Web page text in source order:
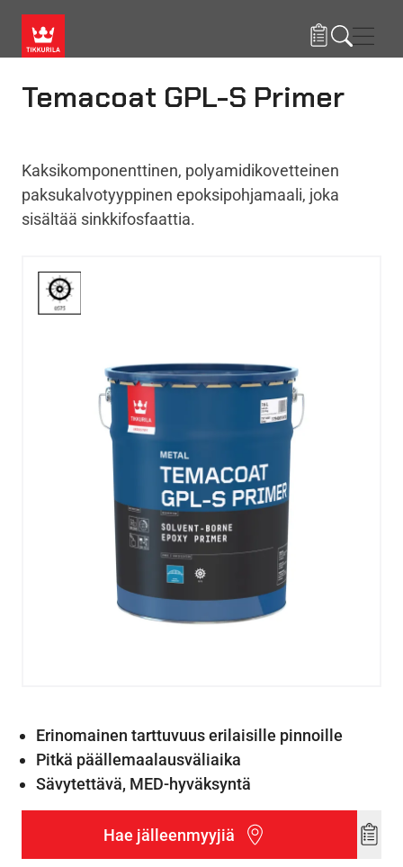
Temacoat GPL-S Primer
Kaksikomponenttinen, polyamidikovetteinen
paksukalvotyyppinen epoksipohjamaali, joka
sisältää sinkkifosfaattia.
Erinomainen tarttuvuus erilaisille pinnoille
Pitkä päällemaalausväliaika
Sävytettävä, MED-hyväksyntä
Hae jälleenmyyjiä
Add